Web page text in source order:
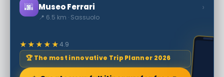
🌆 Museo Ferrari
📍 6.5 km · Sassuolo
›
★★★★★4.9
🏆 The most innovative Trip Planner 2026